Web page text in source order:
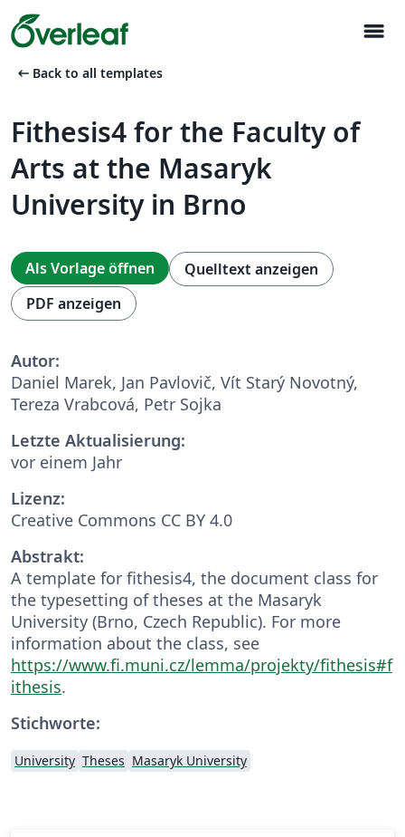
menu
arrow_left_alt Back to all templates
Fithesis4 for the Faculty of
Arts at the Masaryk
University in Brno
Als Vorlage öffnen
Quelltext anzeigen
PDF anzeigen
Autor:
Daniel Marek, Jan Pavlovič, Vít Starý Novotný,
Tereza Vrabcová, Petr Sojka
Letzte Aktualisierung:
vor einem Jahr
Lizenz:
Creative Commons CC BY 4.0
Abstrakt:
A template for fithesis4, the document class for
the typesetting of theses at the Masaryk
University (Brno, Czech Republic). For more
information about the class, see
https://www.fi.muni.cz/lemma/projekty/fithesis#f
ithesis.
Stichworte:
University Theses Masaryk University